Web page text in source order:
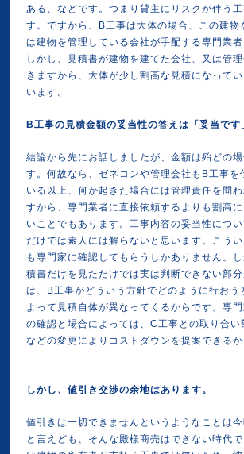
ある、などです。つまり貸主にリスクが伴う
す。ですから、B工事は大体の場合、この建物
は建物を管理している会社が手配する専門業者
しかし、見積書が建物を建てた会社、又は管
きますから、大体が少し割高な見積になって
います。
B工事の見積金額の妥当性の答えは「妥当です
結論から先にお話しましたが、金額は殆どの
す。何故なら、ゼネコンや管理会社もB工事を
いる以上、何か起きた場合には管理責任を問
すから、専門業者に直接依頼するよりも割高
いことでもあります。工事内容の妥当性につ
だけでは素人には解らないと思います。こう
も専門家に確認してもらうしかありません。
積書だけを見ただけでは実は判断できない部
は、B工事がどういう方針でどのように行おう
よって見積自体が異なってくるからです。専
の確認と場合によっては、C工事との取り合い
などの変更によりコストダウンを提案できるか
しかし、値引き交渉の余地はあります。
値引きは一切できませんというようなことは
と言えども、そんな殿様商売はできない時代